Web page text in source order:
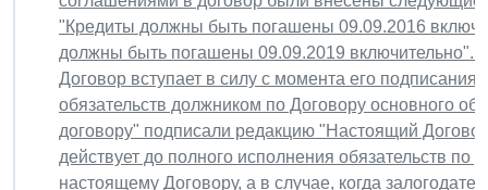
"Кредиты должны быть погашены 09.09.2016
должны быть погашены 09.09.2019 включительно".
Договор вступает в силу с момента его подписания
обязательств должником по Договору основного
договору" подписали редакцию "Настоящий
действует до полного исполнения обязательств по
настоящему Договору, а в случае, когда